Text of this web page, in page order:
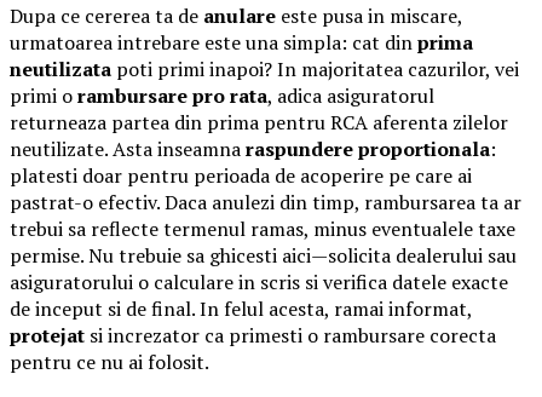
Dupa ce cererea ta de anulare este pusa in miscare,
urmatoarea intrebare este una simpla: cat dinprima
neutilizata poti primi inapoi? In majoritatea cazurilor, vei
primi orambursare pro rata, adica asiguratorul
returneaza partea din prima pentru RCA aferenta zilelor
neutilizate. Asta inseamnaraspundere proportionala:
platesti doar pentru perioada de acoperire pe care ai
pastrat-o efectiv. Daca anulezi din timp, rambursarea ta ar
trebui sa reflecte termenul ramas, minus eventualele taxe
permise. Nu trebuie sa ghicesti aici—solicita dealerului sau
asiguratorului o calculare in scris si verifica datele exacte
de inceput si de final. In felul acesta, ramai informat,
protejat si increzator ca primesti o rambursare corecta
pentru ce nu ai folosit.